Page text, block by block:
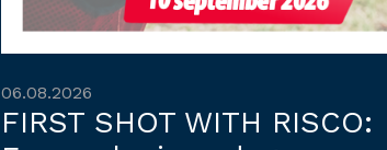
06.08.2026
FIRST SHOT WITH RISCO: